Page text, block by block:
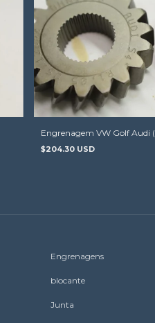
Engrenagem VW Golf Audi
$204.30 USD
Engrenagens
blocante
Junta